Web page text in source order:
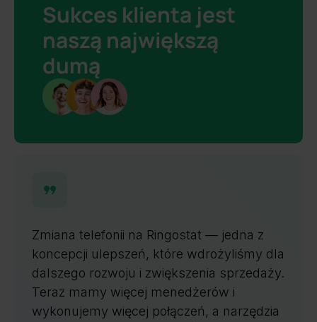
Sukces klienta jest
naszą największą
dumą
praca
telefonii na Ringostat — jedna z
ulepszeń, które wdrożyliśmy dla
rozwoju i zwiększenia sprzedaży.
mamy więcej menedżerów i
więcej połączeń, a narzędzia